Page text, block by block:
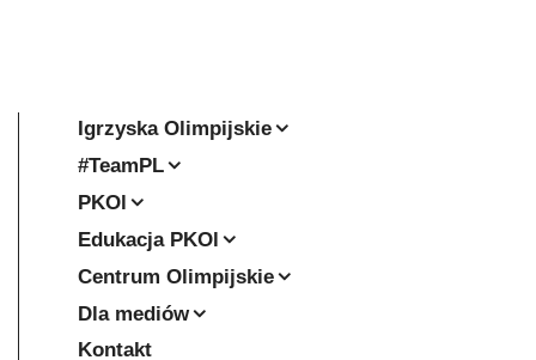
Igrzyska Olimpijskie
#TeamPL
PKOl
Edukacja PKOl
Centrum Olimpijskie
Dla mediów
Kontakt